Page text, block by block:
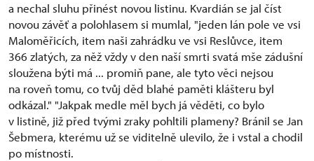
a nechal sluhu přinést novou listinu. Kvardián se jal číst
novou závěť a polohlasem si mumlal, "jeden lán pole ve vsi
Maloměřicích, item naši zahrádku ve vsi Reslůvce, item
366 zlatých, za něž vždy v den naší smrti svatá mše zádušní
sloužena býti má ... promiň pane, ale tyto věci nejsou
na roveň tomu, co tvůj děd blahé paměti klášteru byl
odkázal." "Jakpak medle měl bych já věděti, co bylo
v listině, již před tvými zraky pohltili plameny? Bránil se Jan
Šebmera, kterému už se viditelně ulevilo, že i vstal a chodil
po místnosti.